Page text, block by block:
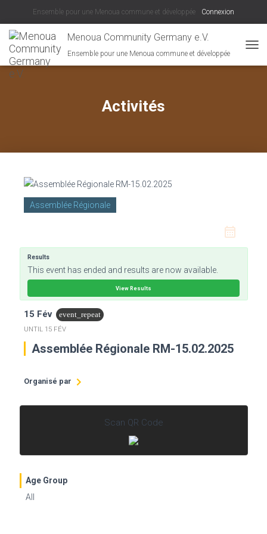
Ensemble pour une Menoua commune et développée Connexion
Menoua Community Germany e.V.
Ensemble pour une Menoua commune et développée
Activités
Assemblée Régionale
Results
This event has ended and results are now available.
View Results
15 Fév
event_repeat
UNTIL 15 FÉV
Assemblée Régionale RM-15.02.2025
Organisé par
Scan QR Code
Age Group
All